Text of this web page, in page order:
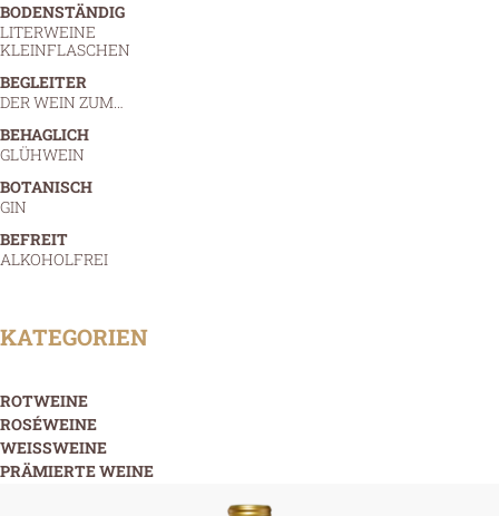
BODENSTÄNDIG
LITERWEINE
KLEINFLASCHEN
BEGLEITER
DER WEIN ZUM…
BEHAGLICH
GLÜHWEIN
BOTANISCH
GIN
BEFREIT
ALKOHOLFREI
KATEGORIEN
ROTWEINE
ROSÉWEINE
WEISSWEINE
PRÄMIERTE WEINE